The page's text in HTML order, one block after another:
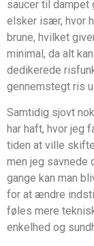
saucer til dampet
elsker især, hvor
brune, hvilket
minimal, da alt
dedikerede
gennemstegt ris
Samtidig sjovt
har haft, hvor jeg
tiden at ville
men jeg savnede
gange kan man
for at ændre
føles mere
enkelhed og